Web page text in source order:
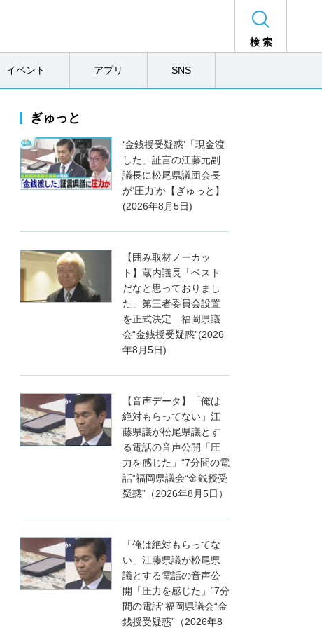
検 索
イベント アプリ SNS
ぎゅっと
‘金銭授受疑惑’「現金渡
した」証言の江藤元副
議長に松尾県議団会長
が‘圧力’か【ぎゅっと】
(2026年8月5日)
【囲み取材ノーカッ
ト】蔵内議長「ベスト
だなと思っておりまし
た」第三者委員会設置
を正式決定 福岡県議
会“金銭授受疑惑”(2026
年8月5日)
【音声データ】「俺は
絶対もらってない」江
藤県議が松尾県議とす
る電話の音声公開「圧
力を感じた」“7分間の電
話”福岡県議会“金銭授受
疑惑”（2026年8月5日）
「俺は絶対もらってな
い」江藤県議が松尾県
議とする電話の音声公
開「圧力を感じた」“7分
間の電話”福岡県議会“金
銭授受疑惑”（2026年8